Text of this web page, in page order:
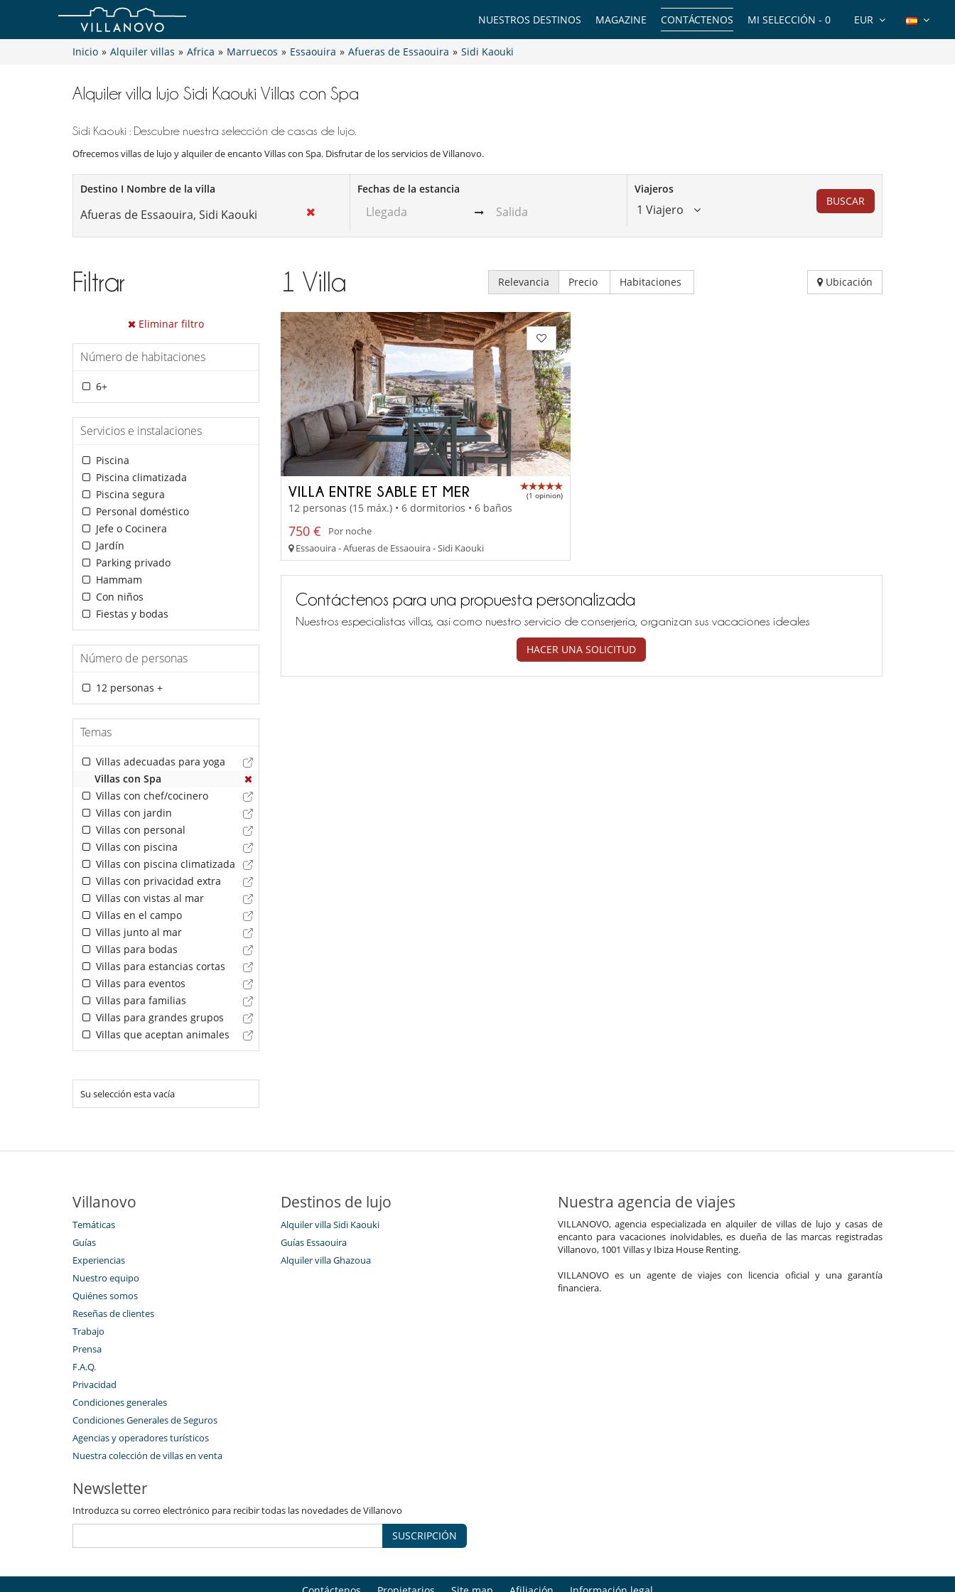
EUR
MI SELECCIÓN - 0
CONTÁCTENOS
MAGAZINE
NUESTROS DESTINOS
Inicio » Alquiler villas » Africa » Marruecos » Essaouira » Afueras de Essaouira » Sidi Kaouki
Alquiler villa lujo Sidi Kaouki Villas con Spa
Sidi Kaouki : Descubre nuestra selección de casas de lujo.
Ofrecemos villas de lujo y alquiler de encanto Villas con Spa. Disfrutar de los servicios de Villanovo.
Destino I Nombre de la villa Fechas de la estancia Viajeros
1 Viajero
BUSCAR
Filtrar
Eliminar filtro
Número de habitaciones
6+
Servicios e instalaciones
Piscina
Piscina climatizada
Piscina segura
Personal doméstico
Jefe o Cocinera
Jardín
Parking privado
Hammam
Con niños
Fiestas y bodas
Número de personas
12 personas +
Temas
Villas adecuadas para yoga
Villas con Spa
Villas con chef/cocinero
Villas con jardin
Villas con personal
Villas con piscina
Villas con piscina climatizada
Villas con privacidad extra
Villas con vistas al mar
Villas en el campo
Villas junto al mar
Villas para bodas
Villas para estancias cortas
Villas para eventos
Villas para familias
Villas para grandes grupos
Villas que aceptan animales
Su selección esta vacía
1 Villa Relevancia Precio Habitaciones Ubicación
VILLA ENTRE SABLE ET MER (1 opinion)
12 personas (15 máx.) • 6 dormitorios • 6 baños
750 €
Por noche
Essaouira - Afueras de Essaouira - Sidi Kaouki
Contáctenos para una propuesta personalizada
Nuestros especialistas villas, así como nuestro servicio de conserjería, organizan sus vacaciones ideales
HACER UNA SOLICITUD
Villanovo
Temáticas
Guías
Experiencias
Nuestro equipo
Quiénes somos
Reseñas de clientes
Trabajo
Prensa
F.A.Q.
Privacidad
Condiciones generales
Condiciones Generales de Seguros
Agencias y operadores turísticos
Nuestra colección de villas en venta
Destinos de lujo
Alquiler villa Sidi Kaouki
Guías Essaouira
Alquiler villa Ghazoua
Nuestra agencia de viajes
VILLANOVO, agencia especializada en alquiler de villas de lujo y casas de
encanto para vacaciones inolvidables, es dueña de las marcas registradas
Villanovo, 1001 Villas y Ibiza House Renting.
VILLANOVO es un agente de viajes con licencia oficial y una garantía
financiera.
Newsletter
Introduzca su correo electrónico para recibir todas las novedades de Villanovo
SUSCRIPCIÓN